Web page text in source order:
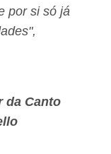
por si só já
da Canto